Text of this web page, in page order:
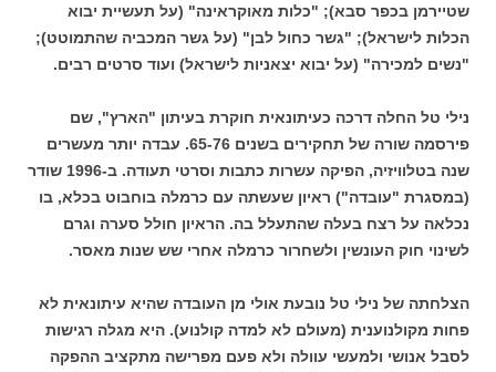
שטיירמן בכפר סבא); "כלות מאוקראינה" (על תעשיית יבוא
הכלות לישראל); "גשר כחול לבן" (על גשר המכביה שהתמוטט);
"נשים למכירה" (על יבוא יצאניות לישראל) ועוד סרטים רבים.
נילי טל החלה דרכה כעיתונאית חוקרת בעיתון "הארץ", שם
פירסמה שורה של תחקירים בשנים 65-76. עבדה יותר מעשרים
שנה בטלוויזיה, הפיקה עשרות כתבות וסרטי תעודה. ב-1996 שודר
(במסגרת "עובדה") ראיון שעשתה עם כרמלה בוחבוט בכלא, בו
נכלאה על רצח בעלה שהתעלל בה. הראיון חולל סערה וגרם
לשינוי חוק העונשין ולשחרור כרמלה אחרי שש שנות מאסר.
הצלחתה של נילי טל נובעת אולי מן העובדה שהיא עיתונאית לא
פחות מקולנוענית (מעולם לא למדה קולנוע). היא מגלה רגישות
לסבל אנושי ולמעשי עוולה ולא פעם מפרישה מתקציב ההפקה